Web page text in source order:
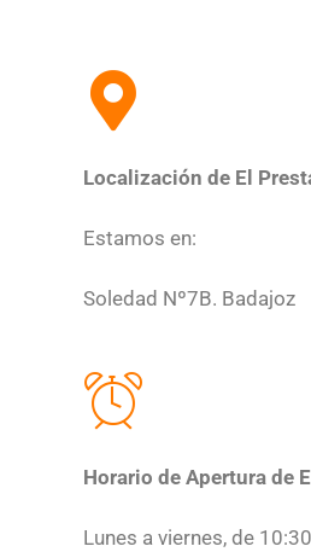
Localización de El
C/
Soledad Nº7B. Badajoz
Horario de Apertura de
Lunes a viernes, de